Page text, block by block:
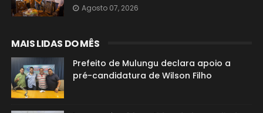
Agosto 07, 2026
MAIS LIDAS DO MÊS
Prefeito de Mulungu declara apoio a
pré-candidatura de Wilson Filho